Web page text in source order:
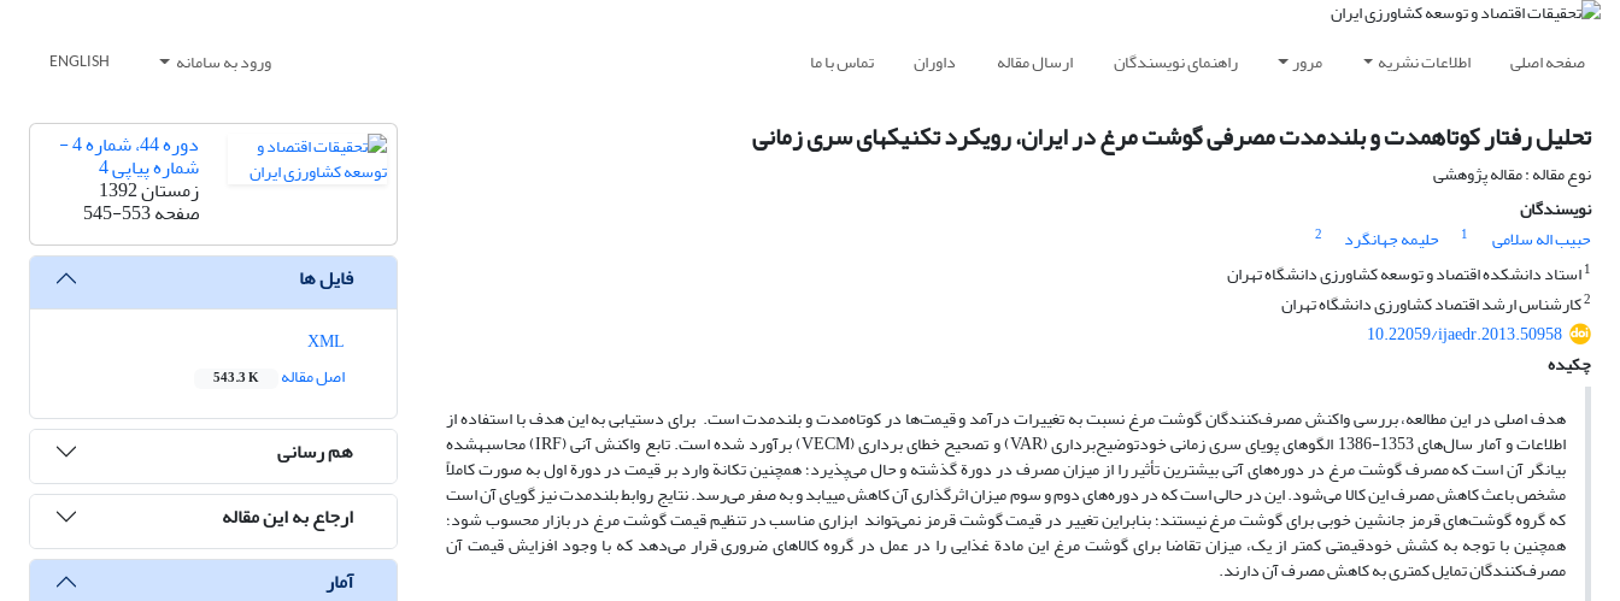
صفحه اصلی اطلاعات نشریه مرور راهنمای نویسندگان ارسال مقاله داوران تماس با ما ورود به سامانه ENGLISH
تحلیل رفتار کوتاه‎مدت و بلندمدت مصرفی گوشت مرغ در ایران، رویکرد تکنیک‎های سری ‎زمانی
نوع مقاله : مقاله پژوهشی
نویسندگان
حبیب اله سلامی
1 حلیمه جهانگرد
2
1استاد دانشکده اقتصاد و توسعه کشاورزی دانشگاه تهران
2کارشناس ارشد اقتصاد کشاورزی دانشگاه تهران
10.22059/ijaedr.2013.50958
چکیده
هدف اصلی در این مطالعه، بررسی واکنش مصرف‌کنندگان گوشت مرغ نسبت به تغییرات درآمد و قیمت‌ها در کوتاه‌مدت و بلندمدت است. برای دستیابی به این هدف با استفاده از
اطلاعات و آمار سال‌های 1353-1386 الگوهای پویای سری زمانی خودتوضیح‌برداری (VAR) و تصحیح خطای ‌برداری (VECM) برآورد شده است. تابع واکنش آنی (IRF) محاسبه­شده
بیانگر آن است که مصرف گوشت مرغ در دوره‌های آتی بیشترین تأثیر را از میزان مصرف در دورة گذشته و حال می‌پذیرد؛ همچنین تکانة وارد بر قیمت در دورة اول به صورت کاملاً
مشخص باعث کاهش مصرف این کالا می‌شود. این در حالی است که در دوره‌های دوم و سوم میزان اثرگذاری آن کاهش می­یابد و به صفر می‌رسد. نتایج روابط بلندمدت نیز گویای آن است
که گروه گوشت‌های قرمز جانشین خوبی برای گوشت مرغ نیستند؛ بنابراین تغییر در قیمت گوشت قرمز نمی‌تواند ابزاری مناسب در تنظیم قیمت گوشت مرغ در بازار محسوب شود؛
همچنین با توجه به کشش خودقیمتی کمتر از یک، میزان تقاضا برای گوشت مرغ این مادة غذایی را در عمل در گروه کالاهای ضروری قرار می‌دهد که با وجود افزایش قیمت آن
مصرف‌کنندگان تمایل کمتری به کاهش مصرف آن دارند.
دوره 44، شماره 4 -
شماره پیاپی 4
زمستان 1392
صفحه545-553
فایل ها
اصل مقاله
543.3 K
هم رسانی
ارجاع به این مقاله
آمار